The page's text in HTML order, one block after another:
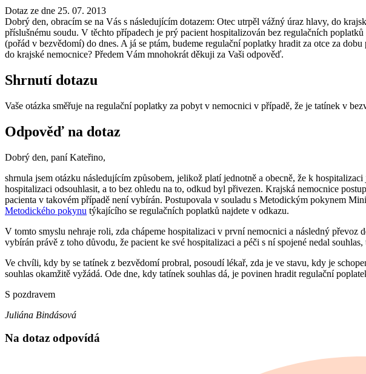
Dotaz ze dne 25. 07. 2013
Dobrý den, obracím se na Vás s následujícím dotazem: Otec utrpěl vážný úraz hlavy, do
příslušnému soudu. V těchto případech je prý pacient hospitalizován bez regulačních
(pořád v bezvědomí) do dnes. A já se ptám, budeme regulační poplatky hradit za otce za
do krajské nemocnice? Předem Vám mnohokrát děkuji za Vaši odpověď.
Shrnutí dotazu
Vaše otázka směřuje na regulační poplatky za pobyt v nemocnici v případě, že je tatínek v
Odpověď na dotaz
Dobrý den, paní Kateřino,
shrnula jsem otázku následujícím způsobem, jelikož platí jednotně a obecně, že k
hospitalizaci odsouhlasit, a to bez ohledu na to, odkud byl přivezen. Krajská nemocnice
pacienta v takovém případě není vybírán. Postupovala v souladu s Metodickým pokynem
Metodického pokynu týkajícího se regulačních poplatků najdete v odkazu.
V tomto smyslu nehraje roli, zda chápeme hospitalizaci v první nemocnici a následný
vybírán právě z toho důvodu, že pacient ke své hospitalizaci a péči s ní spojené nedal
Ve chvíli, kdy by se tatínek z bezvědomí probral, posoudí lékař, zda je ve stavu, kdy je
souhlas okamžitě vyžádá. Ode dne, kdy tatínek souhlas dá, je povinen hradit regulační
S pozdravem
Juliána Bindásová
Na dotaz odpovídá